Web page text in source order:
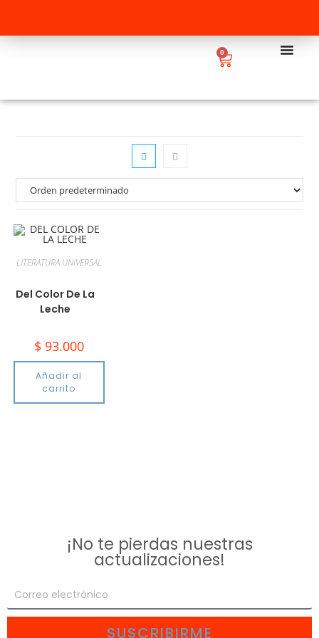
0
LITERATURA UNIVERSAL
Del Color De La
Leche
$ 93.000
Añadir al
carrito
¡No te pierdas nuestras
actualizaciones!
SUSCRIBIRME